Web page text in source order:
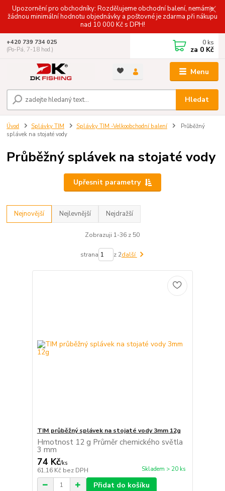
Upozornění pro obchodníky: Rozdělujeme obchodní balení, nemáme
žádnou minimální hodnotu objednávky a poštovné je zdarma při nákupu
nad 10 000 Kč s DPH!
Menu
Hledat
+420 739 734 025
(Po-Pá, 7-18 hod.)
0 ks
za 0 Kč
Úvod Splávky TIM Splávky TIM -Velkoobchodní balení
Průběžný
splávek na stojaté vody
Průběžný splávek na stojaté vody
Upřesnit parametry
Nejnovější Nejlevnější Nejdražší
Zobrazuji 1-36 z 50
strana z 2další
TIM průběžný splávek na stojaté vody 3mm 12g
Hmotnost 12 g Průměr chemického světla
3 mm
74 Kč/ks
61,16 Kč bez DPH Skladem > 20 ks
Přidat do košíku